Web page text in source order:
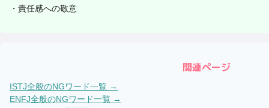
・ 責任感への敬意
関連ページ
ISTJ全般のNGワード一覧 →
ENFJ全般のNGワード一覧 →